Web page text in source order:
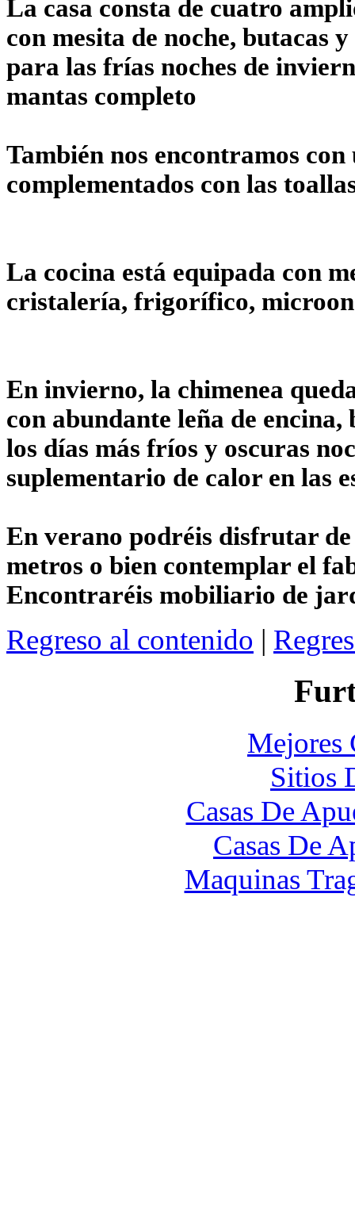
La casa consta de cuatro
con mesita de noche, butacas
para las frías noches de
mantas completo
También nos encontramos
complementados con las
La cocina está equipada con
cristalería, frigorífico,
En invierno, la chimenea
con abundante leña de
los días más fríos y oscuras
suplementario de calor en las
En verano podréis disfrutar
metros o bien contemplar el
Encontraréis mobiliario de
Regreso al contenido |
Mejores
Sitios
Casas De
Casas De
Maquinas